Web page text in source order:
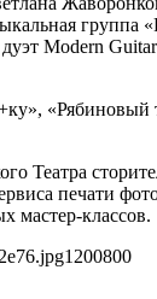
группа
Modern
«Рябиновый
Театра
печати
мастер-классов.
1200800